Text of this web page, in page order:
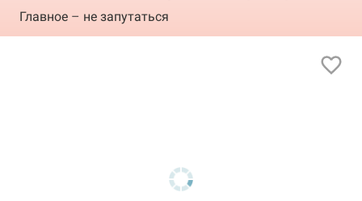
Главное – не запутаться